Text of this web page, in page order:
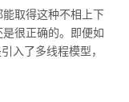
取得这种不相上下
很正确的。即便如
入了多线程模型，